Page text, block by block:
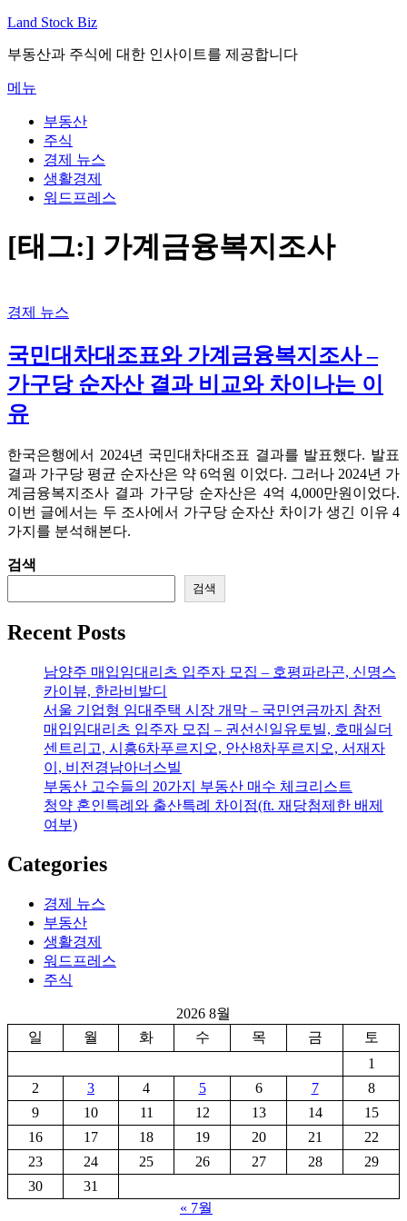
내
으
로
바
Land Stock Biz
부동산과 주식에 대한 인사이트를 제공합니다
메뉴
부동산
주식
경제 뉴스
생활경제
워드프레스
[태그:] 가계금융복지조사
경제 뉴스
국민대차대조표와 가계금융복지조사 –
가구당 순자산 결과 비교와 차이나는 이
유
한국은행에서 2024년 국민대차대조표 결과를 발표했다. 발표
결과 가구당 평균 순자산은 약 6억원 이었다. 그러나 2024년 가
계금융복지조사 결과 가구당 순자산은 4억 4,000만원이었다.
이번 글에서는 두 조사에서 가구당 순자산 차이가 생긴 이유 4
가지를 분석해본다.
검색
검색
Recent Posts
남양주 매입임대리츠 입주자 모집 – 호평파라곤, 신명스
카이뷰, 한라비발디
서울 기업형 임대주택 시장 개막 – 국민연금까지 참전
매입임대리츠 입주자 모집 – 권선신일유토빌, 호매실더
센트리고, 시흥6차푸르지오, 안산8차푸르지오, 서재자
이, 비전경남아너스빌
부동산 고수들의 20가지 부동산 매수 체크리스트
청약 혼인특례와 출산특례 차이점(ft. 재당첨제한 배제
여부)
Categories
경제 뉴스
부동산
생활경제
워드프레스
주식
2026 8월
일
월 화 수 목 금
토
1
2
3 4 5 6 7
8
9
10 11 12 13 14
15
16
17 18 19 20 21
22
23
24 25 26 27 28
29
30
31
« 7월